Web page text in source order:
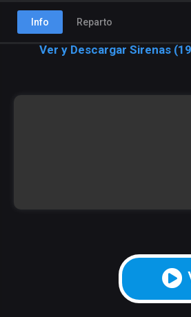
Info Reparto
Ver y Descargar Sirenas